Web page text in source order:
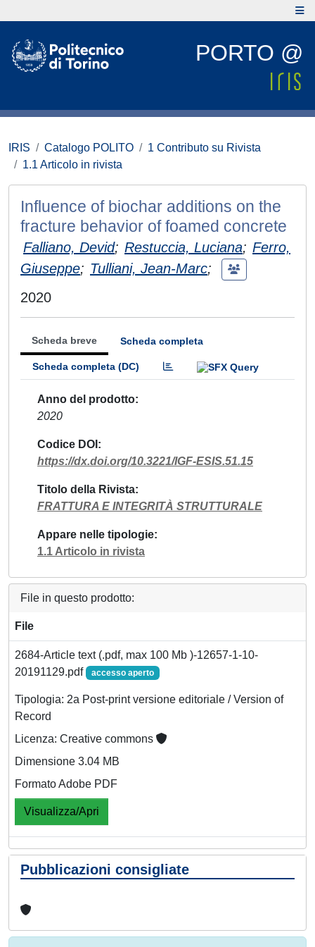
PORTO @
IRIS Catalogo POLITO
1 Contributo su Rivista
1.1 Articolo in rivista
Influence of biochar additions on the
fracture behavior of foamed concrete
Falliano, Devid; Restuccia, Luciana; Ferro,
Giuseppe; Tulliani, Jean-Marc;
2020
Scheda breve Scheda completa
Scheda completa (DC)
Anno del prodotto
2020
Codice DOI
https://dx.doi.org/10.3221/IGF-ESIS.51.15
Titolo della Rivista
FRATTURA E INTEGRITÀ STRUTTURALE
Appare nelle tipologie
1.1 Articolo in rivista
File in questo prodotto:
File
2684-Article text (.pdf, max 100 Mb )-12657-1-10-
20191129.pdf
accesso aperto
Tipologia: 2a Post-print versione editoriale / Version of
Record
Licenza: Creative commons
Dimensione 3.04 MB
Formato Adobe PDF
Visualizza/Apri
Pubblicazioni consigliate